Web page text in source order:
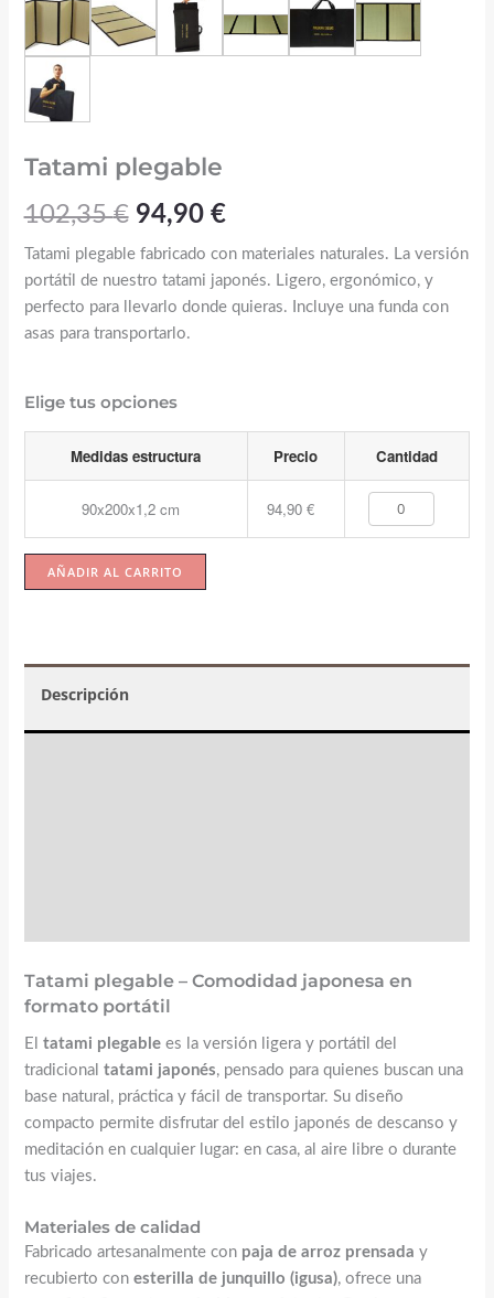
Tatami plegable
102,35€ 94,90 €
Tatami plegable fabricado con materiales naturales. La versión
portátil de nuestro tatami japonés. Ligero, ergonómico, y
perfecto para llevarlo donde quieras. Incluye una funda con
asas para transportarlo.
Elige tus opciones
Medidas estructura Precio Cantidad
90x200x1,2 cm 94,90 €
AÑADIR AL CARRITO
Descripción
Tatami plegable – Comodidad japonesa en
formato portátil
El tatami plegablees la versión ligera y portátil del
tradicional tatami japonés, pensado para quienes buscan una
base natural, práctica y fácil de transportar. Su diseño
compacto permite disfrutar del estilo japonés de descanso y
meditación en cualquier lugar: en casa, al aire libre o durante
tus viajes.
Materiales de calidad
Fabricado artesanalmente con paja de arroz prensada y
recubierto con esterilla de junquillo (igusa), ofrece una